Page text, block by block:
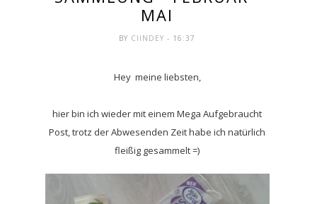
MAI
BY CIINDEY- 16:37
Hey meine liebsten,
hier bin ich wieder mit einem Mega Aufgebraucht
Post, trotz der Abwesenden Zeit habe ich natürlich
fleißig gesammelt =)